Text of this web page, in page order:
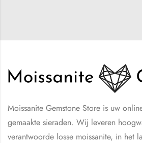
Moissanite Gemstone Store is uw
gemaakte sieraden. Wij leveren
verantwoorde losse moissanite, in het